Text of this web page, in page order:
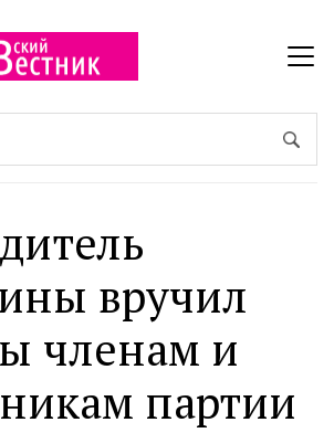
вручил
членам и
партии